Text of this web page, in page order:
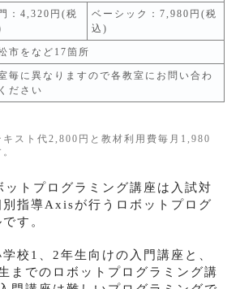
：4,320円(税
ベーシック：7,980円(税
込)
市をなど17箇所
毎に異なりますので各教室にお問い合わ
ださい
キスト代2,800円と教材利用費毎月1,980
トプログラミング講座は入試対
指導Axisが行うロボットプログ
す。
校1、2年生向けの入門講座と、
までのロボットプログラミング講